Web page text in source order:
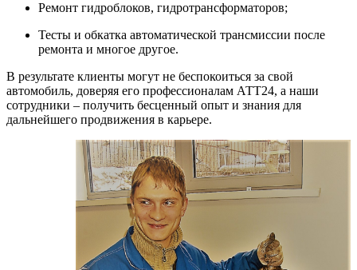
Ремонт гидроблоков, гидротрансформаторов;
Тесты и обкатка автоматической трансмиссии после
ремонта и многое другое.
В результате клиенты могут не беспокоиться за свой
автомобиль, доверяя его профессионалам АТТ24, а наши
сотрудники – получить бесценный опыт и знания для
дальнейшего продвижения в карьере.